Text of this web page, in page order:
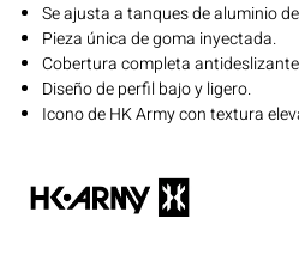
Se ajusta a tanques de aluminio
Pieza única de goma inyectada.
Cobertura completa
Diseño de perfil bajo y ligero.
Icono de HK Army con textura